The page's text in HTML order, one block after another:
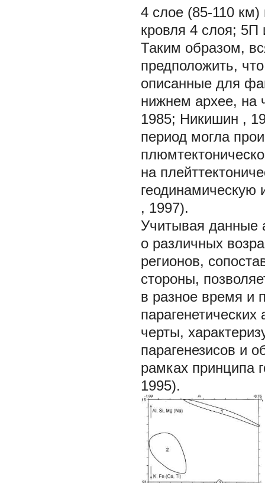
4 слое (85-110
кровля 4 слоя; 5П
Таким образом,
предположить,
описанные для
нижнем архее, на
1985; Никишин ,
период могла
на
, 1997).
Учитывая данные
о различных
регионов,
стороны,
в разное время и
черты,
парагенезисов и
рамках принципа
1995).